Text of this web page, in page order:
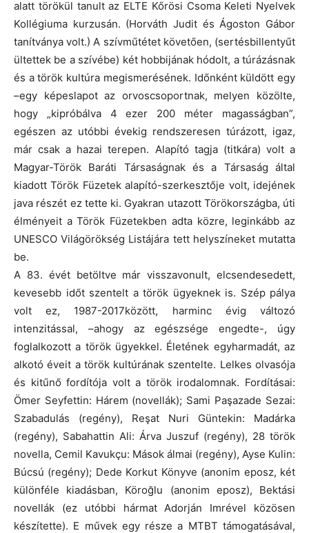
alatt törökül tanult az ELTE Kőrösi Csoma Keleti Nyelvek
Kollégiuma kurzusán. (Horváth Judit és Ágoston Gábor
tanítványa volt.) A szívműtétet követően, (sertésbillentyűt
ültettek be a szívébe) két hobbijának hódolt, a túrázásnak
és a török kultúra megismerésének. Időnként küldött egy
–egy képeslapot az orvoscsoportnak, melyen közölte,
hogy „kipróbálva 4 ezer 200 méter magasságban”,
egészen az utóbbi évekig rendszeresen túrázott, igaz,
már csak a hazai terepen. Alapító tagja (titkára) volt a
Magyar-Török Baráti Társaságnak és a Társaság által
kiadott Török Füzetek alapító-szerkesztője volt, idejének
java részét ez tette ki. Gyakran utazott Törökországba, úti
élményeit a Török Füzetekben adta közre, leginkább az
UNESCO Világörökség Listájára tett helyszíneket mutatta
be.
A 83. évét betöltve már visszavonult, elcsendesedett,
kevesebb időt szentelt a török ügyeknek is. Szép pálya
volt ez, 1987-2017között, harminc évig változó
intenzitással, –ahogy az egészsége engedte-, úgy
foglalkozott a török ügyekkel. Életének egyharmadát, az
alkotó éveit a török kultúrának szentelte. Lelkes olvasója
és kitűnő fordítója volt a török irodalomnak. Fordításai:
Ömer Seyfettin: Hárem (novellák); Sami Paşazade Sezai:
Szabadulás (regény), Reşat Nuri Güntekin: Madárka
(regény), Sabahattin Ali: Árva Juszuf (regény), 28 török
novella, Cemil Kavukçu: Mások álmai (regény), Ayse Kulin:
Búcsú (regény); Dede Korkut Könyve (anonim eposz, két
különféle kiadásban, Köroğlu (anonim eposz), Bektási
novellák (ez utóbbi hármat Adorján Imrével közösen
készítette). E művek egy része a MTBT támogatásával,